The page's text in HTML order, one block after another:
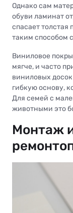
Однако сам
обуви ламинат
спасает толстая
таким способом
Виниловое
мягче, и часто
виниловых
гибкую основу,
Для семей с
животными это
Монтаж